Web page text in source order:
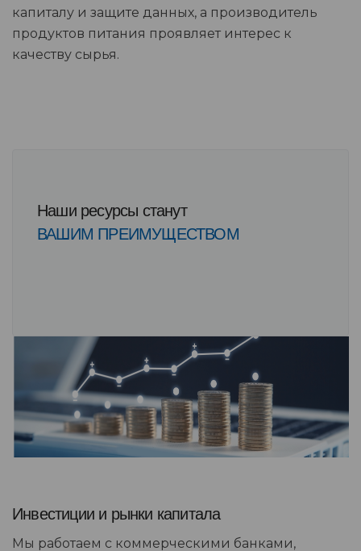
капиталу и защите данных, а производитель
продуктов питания проявляет интерес к
качеству сырья.
Наши ресурсы станут
ВАШИМ ПРЕИМУЩЕСТВОМ
Инвестиции и рынки капитала
Мы работаем с коммерческими банками,